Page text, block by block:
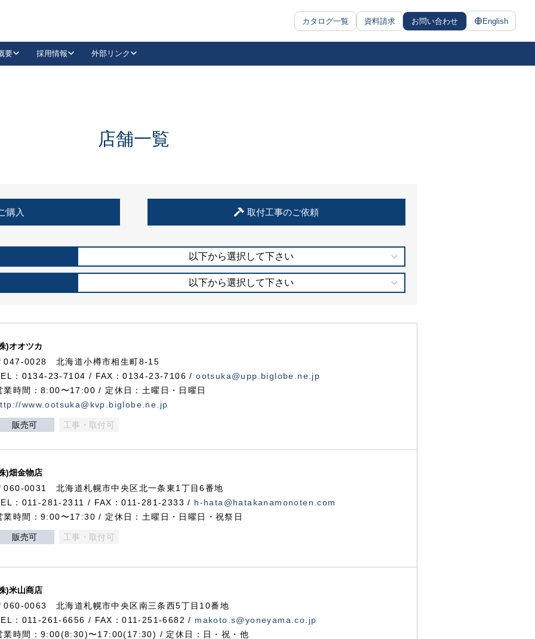
カタログ一覧 資料請求 お問い合わせ English
抗ウイルス・抗菌製品
要 採用情報 外部リンク
LinkedIn
住宅使用部材標準化推進協議会
店舗一覧
購入 取付工事のご依頼
以下から選択して下さい
以下から選択して下さい
)オオツカ
047-0028 北海道小樽市相生町8-15
：0134-23-7104 / FAX：0134-23-7106 /ootsuka@upp.biglobe.ne.jp
業時間：8:00〜17:00 / 定休日：土曜日・日曜日
www.ootsuka@kvp.biglobe.ne.jp
販売可 工事・取付可
)畑金物店
060-0031 北海道札幌市中央区北一条東1丁目6番地
：011-281-2311 / FAX：011-281-2333 / h-hata@hatakanamonoten.com
業時間：9:00〜17:30 / 定休日：土曜日・日曜日・祝祭日
販売可 工事・取付可
)米山商店
060-0063 北海道札幌市中央区南三条西5丁目10番地
：011-261-6656 / FAX：011-251-6682 / makoto.s@yoneyama.co.jp
業時間：9:00(8:30)〜17:00(17:30) / 定休日：日・祝・他